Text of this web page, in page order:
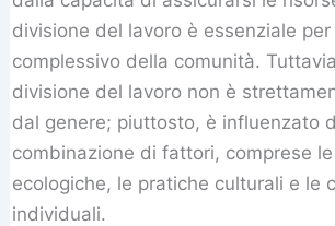
divisione del lavoro è essenziale
complessivo della comunità.
divisione del lavoro non è
dal genere; piuttosto, è influenzato
combinazione di fattori, comprese
ecologiche, le pratiche culturali e le
individuali.